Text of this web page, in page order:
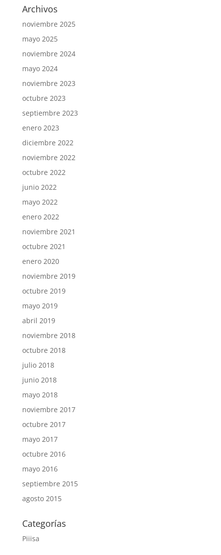
Archivos
noviembre 2025
mayo 2025
noviembre 2024
mayo 2024
noviembre 2023
octubre 2023
septiembre 2023
enero 2023
diciembre 2022
noviembre 2022
octubre 2022
junio 2022
mayo 2022
enero 2022
noviembre 2021
octubre 2021
enero 2020
noviembre 2019
octubre 2019
mayo 2019
abril 2019
noviembre 2018
octubre 2018
julio 2018
junio 2018
mayo 2018
noviembre 2017
octubre 2017
mayo 2017
octubre 2016
mayo 2016
septiembre 2015
agosto 2015
Categorías
Piiisa